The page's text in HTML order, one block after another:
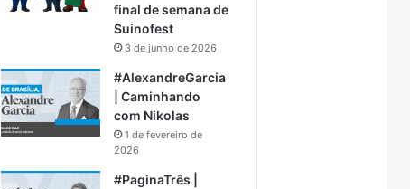
final de semana de
Suinofest
3 de junho de 2026
#AlexandreGarcia
| Caminhando
com Nikolas
1 de fevereiro de
2026
#PaginaTrês |